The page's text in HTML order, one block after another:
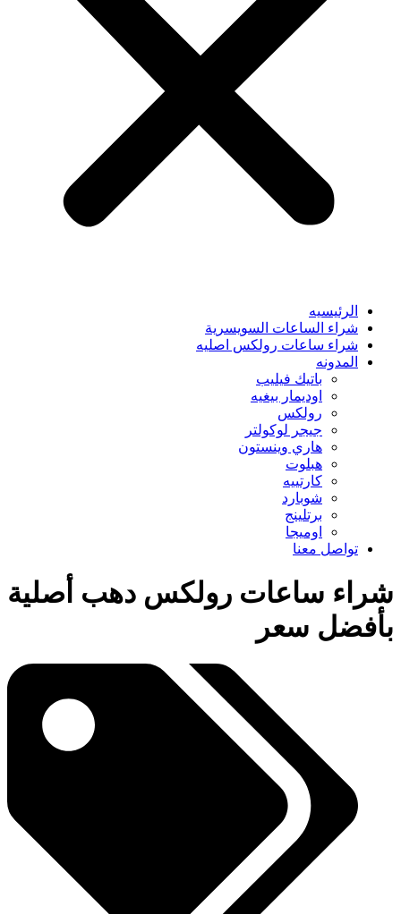
الرئيسيه
شراء الساعات السويسرية
شراء ساعات رولكس اصليه
المدونه
باتيك فيليب
اوديمار بيغيه
رولكس
جيجر لوكولتر
هاري وينستون
هبلوت
كارتييه
شوبارد
برتلينج
اوميجا
تواصل معنا
شراء ساعات رولكس دهب أصلية
بأفضل سعر